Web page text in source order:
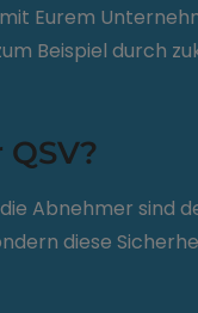
Eurem
Beispiel durch
Abnehmer sind
diese